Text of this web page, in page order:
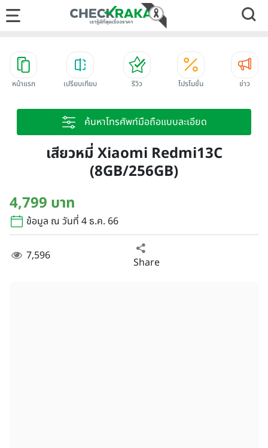
หน้าแรก เปรียบเทียบ รีวิว โปรโมชั่น ข่าว
ค้นหาโทรศัพท์มือถือแบบละเอียด
เสียวหมี่ Xiaomi Redmi13C
(8GB/256GB)
4,799 บาท
ข้อมูล ณ วันที่ 4 ธ.ค. 66
7,596 Share